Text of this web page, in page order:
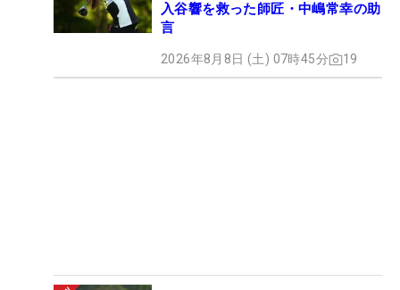
入谷響を救った師匠・中嶋常幸の助
言
2026年8月8日 (土) 07時45分 19